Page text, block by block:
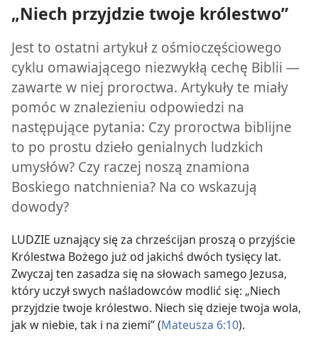
„Niech przyjdzie twoje królestwo”
Jest to ostatni artykuł z ośmioczęściowego
cyklu omawiającego niezwykłą cechę Biblii —
zawarte w niej proroctwa. Artykuły te miały
pomóc w znalezieniu odpowiedzi na
następujące pytania: Czy proroctwa biblijne
to po prostu dzieło genialnych ludzkich
umysłów? Czy raczej noszą znamiona
Boskiego natchnienia? Na co wskazują
dowody?
LUDZIE uznający się za chrześcijan proszą o przyjście
Królestwa Bożego już od jakichś dwóch tysięcy lat.
Zwyczaj ten zasadza się na słowach samego Jezusa,
który uczył swych naśladowców modlić się: „Niech
przyjdzie twoje królestwo. Niech się dzieje twoja wola,
jak w niebie, tak i na ziemi” (Mateusza 6:10).